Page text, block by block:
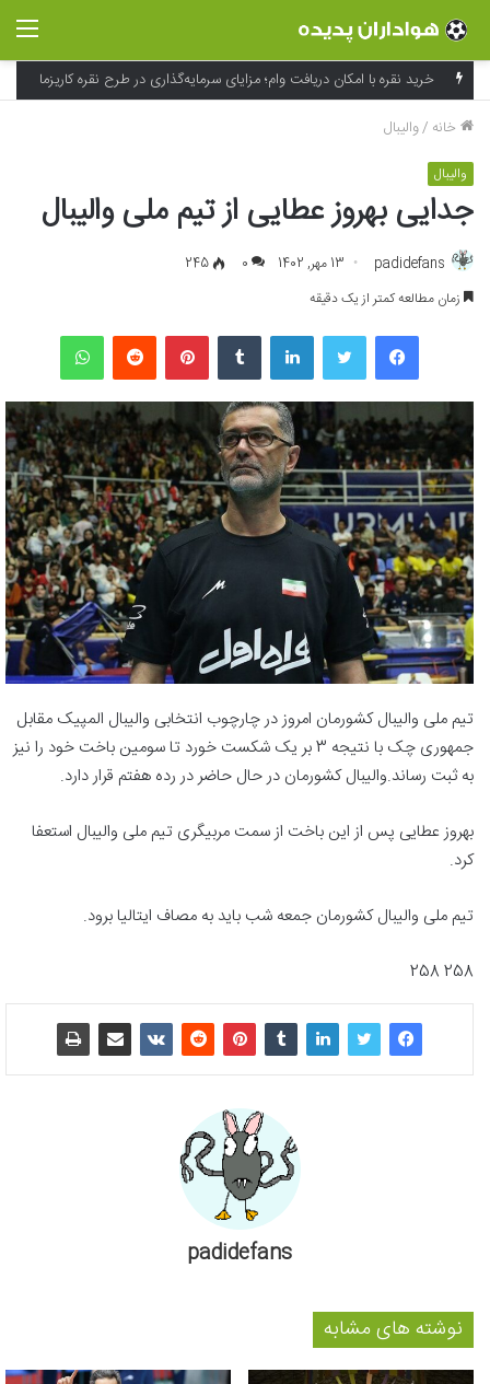
خرید نقره با امکان دریافت وام؛ مزایای سرمایه‌گذاری در طرح نقره کاریزما
خانه /والیبال
والیبال
جدایی بهروز عطایی از تیم ملی والیبال
padidefans 13 مهر, 1402 0
245
زمان مطالعه کمتر از یک دقیقه
فیسبوک لینکداین پینتریست
تیم ملی والیبال کشورمان امروز در چارچوب انتخابی والیبال المپیک مقابل
جمهوری چک با نتیجه 3 بر یک شکست خورد تا سومین باخت خود را نیز
به ثبت رساند.والیبال کشورمان در حال حاضر در رده هفتم قرار دارد.
بهروز عطایی پس از این باخت از سمت مربیگری تیم ملی والیبال استعفا
کرد.
تیم ملی والیبال کشورمان جمعه شب باید به مصاف ایتالیا برود.
258 258
padidefans
نوشته های مشابه